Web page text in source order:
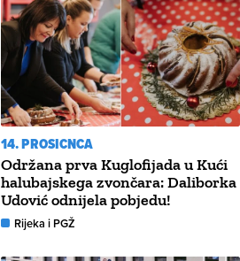
14. PROSICNCA
Održana prva Kuglofijada u Kući
halubajskega zvončara: Daliborka
Udović odnijela pobjedu!
Rijeka i PGŽ